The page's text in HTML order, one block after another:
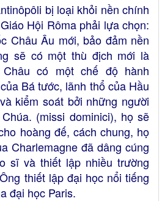
bị loại khỏi nền chính
Hội Rôma phải lựa chọn:
Châu Âu mới, bảo đảm nền
sẽ có một thù địch mới là
có một chế độ hành
Bá tước, lãnh thổ của Hầu
kiểm soát bởi những người
(missi dominici), họ sẽ
hoàng đế, cách chung, họ
Charlemagne đã dâng cúng
sĩ và thiết lập nhiều trường
thiết lập đại học nổi tiếng
đại học Paris.